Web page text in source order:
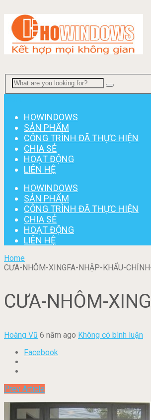
HOWINDOWS
SẢN PHẨM
CÔNG TRÌNH ĐÃ THỰC HIỆN
CHIA SẺ
HOẠT ĐỘNG
LIÊN HỆ
HOWINDOWS
SẢN PHẨM
CÔNG TRÌNH ĐÃ THỰC HIỆN
CHIA SẺ
HOẠT ĐỘNG
LIÊN HỆ
Home
CƯA-NHÔM-XINGFA-NHẬP-KHẨU-
CƯA-NHÔM-
Hoàng Vũ 6 năm ago Không có bình luận
Facebook
Prev Article